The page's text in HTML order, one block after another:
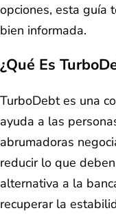
opciones, esta guía
bien informada.
¿Qué Es
TurboDebt es una
ayuda a las
abrumadoras
reducir lo que
alternativa a la
recuperar la